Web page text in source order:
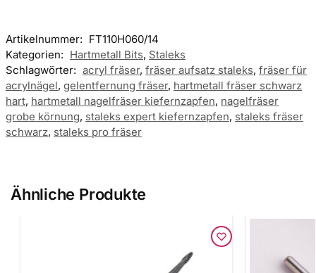
Artikelnummer: FT110H060/14
Kategorien: Hartmetall Bits, Staleks
Schlagwörter: acryl fräser, fräser aufsatz staleks, fräser für
acrylnägel, gelentfernung fräser, hartmetall fräser schwarz
hart, hartmetall nagelfräser kiefernzapfen, nagelfräser
grobe körnung, staleks expert kiefernzapfen, staleks fräser
schwarz, staleks pro fräser
Ähnliche Produkte